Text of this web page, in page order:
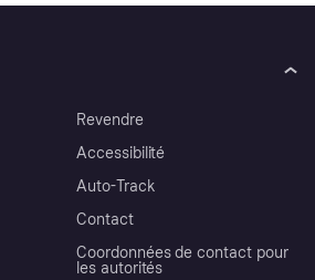
Revendre
Accessibilité
Auto-Track
Contact
Coordonnées de contact pour
les autorités